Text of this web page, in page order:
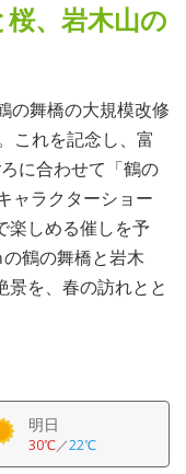
、岩木山の
の舞橋の大規模改修
これを記念し、富
に合わせて「鶴の
ャラクターショー
楽しめる催しを予
鶴の舞橋と岩木
景を、春の訪れとと
明日
30℃／22℃